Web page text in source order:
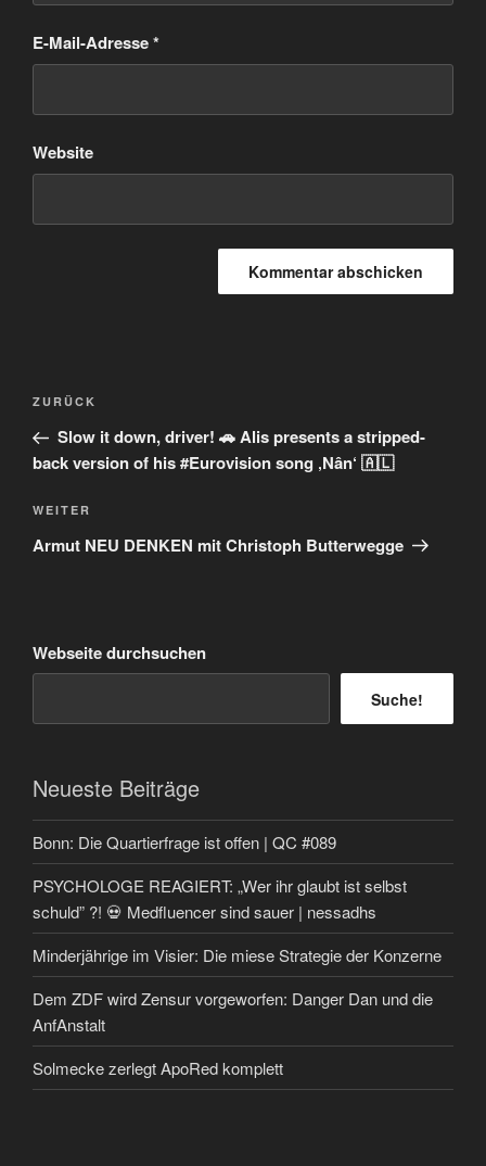
E-Mail-Adresse*
Website
Beitragsnavigation
Vorheriger
Beitrag
ZURÜCK
Slow it down, driver! 🚗 Alis presents a stripped-
back version of his #Eurovision song ‚Nân‘ 🇦🇱
Nächster
Beitrag
WEITER
Armut NEU DENKEN mit Christoph Butterwegge
Webseite durchsuchen
Suche!
Neueste Beiträge
Bonn: Die Quartierfrage ist offen | QC #089
PSYCHOLOGE REAGIERT: „Wer ihr glaubt ist selbst
schuld” ?! 💀 Medfluencer sind sauer | nessadhs
Minderjährige im Visier: Die miese Strategie der Konzerne
Dem ZDF wird Zensur vorgeworfen: Danger Dan und die
AnfAnstalt
Solmecke zerlegt ApoRed komplett